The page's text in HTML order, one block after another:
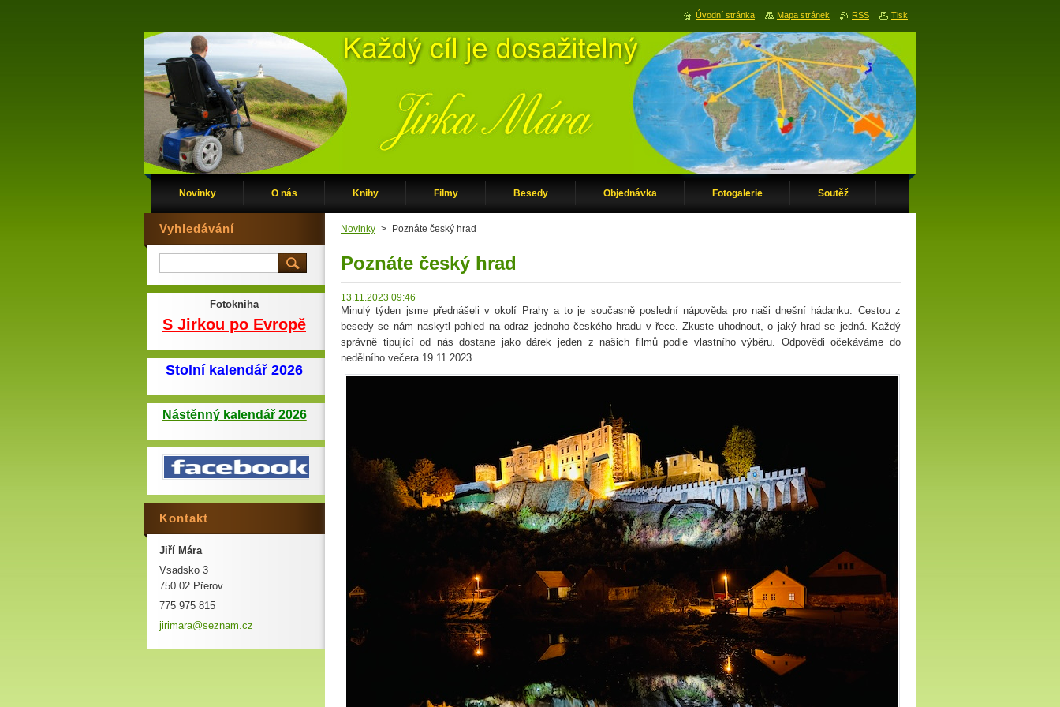
Novinky O nás Knihy Filmy Besedy Objednávka Fotogalerie Soutěž
Novinky > Poznáte český hrad
Poznáte český hrad
13.11.2023 09:46
Minulý týden jsme přednášeli v okolí Prahy a to je současně poslední nápověda pro naši dnešní hádanku. Cestou z
besedy se nám naskytl pohled na odraz jednoho českého hradu v řece. Zkuste uhodnout, o jaký hrad se jedná. Každý
správně tipující od nás dostane jako dárek jeden z našich filmů podle vlastního výběru. Odpovědi očekáváme do
nedělního večera 19.11.2023.
Vyhledávání
Fotokniha
S Jirkou po Evropě
Stolní kalendář 2026
Nástěnný kalendář 2026
Kontakt
Jiří Mára
Vsadsko 3
750 02 Přerov
775 975 815
jirimara@seznam.cz
Úvodní stránka Mapa stránek RSS Tisk